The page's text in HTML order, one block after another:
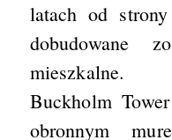
latach od
dobudowane
mieszkalne.
Buckholm
obronnym